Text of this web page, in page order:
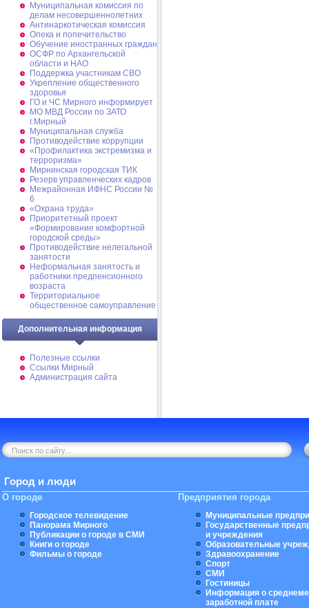
Муниципальная комиссия по
делам несовершеннолетних
Антинаркотическая комиссия
Опека и попечительство
Обучение иностранных граждан
ОСФР по Архангельской
области и НАО
Поддержка участникам СВО
Укрепление общественного
здоровья
ГО и ЧС Мирного информирует
МО МВД России по ЗАТО
г.Мирный
Муниципальная cлужба
Противодействие коррупции
«Профилактика экстремизма и
терроризма»
Мирнинская городская ТИК
Резерв управленческих кадров
Межрайонная ИФНС России №
6
«Охрана труда»
Приоритетный проект
«Формирование комфортной
городской среды»
Противодействие нелегальной
занятости
Неформальная занятость и
работники предпенсионного
возраста
Территориальное
общественное самоуправление
Дополнительная информация
Полезные ссылки
Ссылки Мирный
Администрация сайта
Город и люди
О городе
Городское телевидение
Панорама Мирного
Публикации о городе в СМИ
Книги о городе
Фильмы о городе
Предприятия города
Муниципальные
Государственные
и учреждения
Образовательные
Здравоохранение
Спорт
СМИ
Гостиницы
Информация о
заработной плате